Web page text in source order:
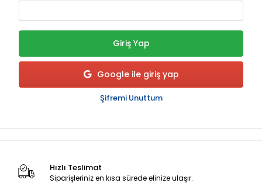
Giriş Yap
Google ile giriş yap
Şifremi Unuttum
Hızlı Teslimat
Siparişleriniz en kısa sürede elinize ulaşır.